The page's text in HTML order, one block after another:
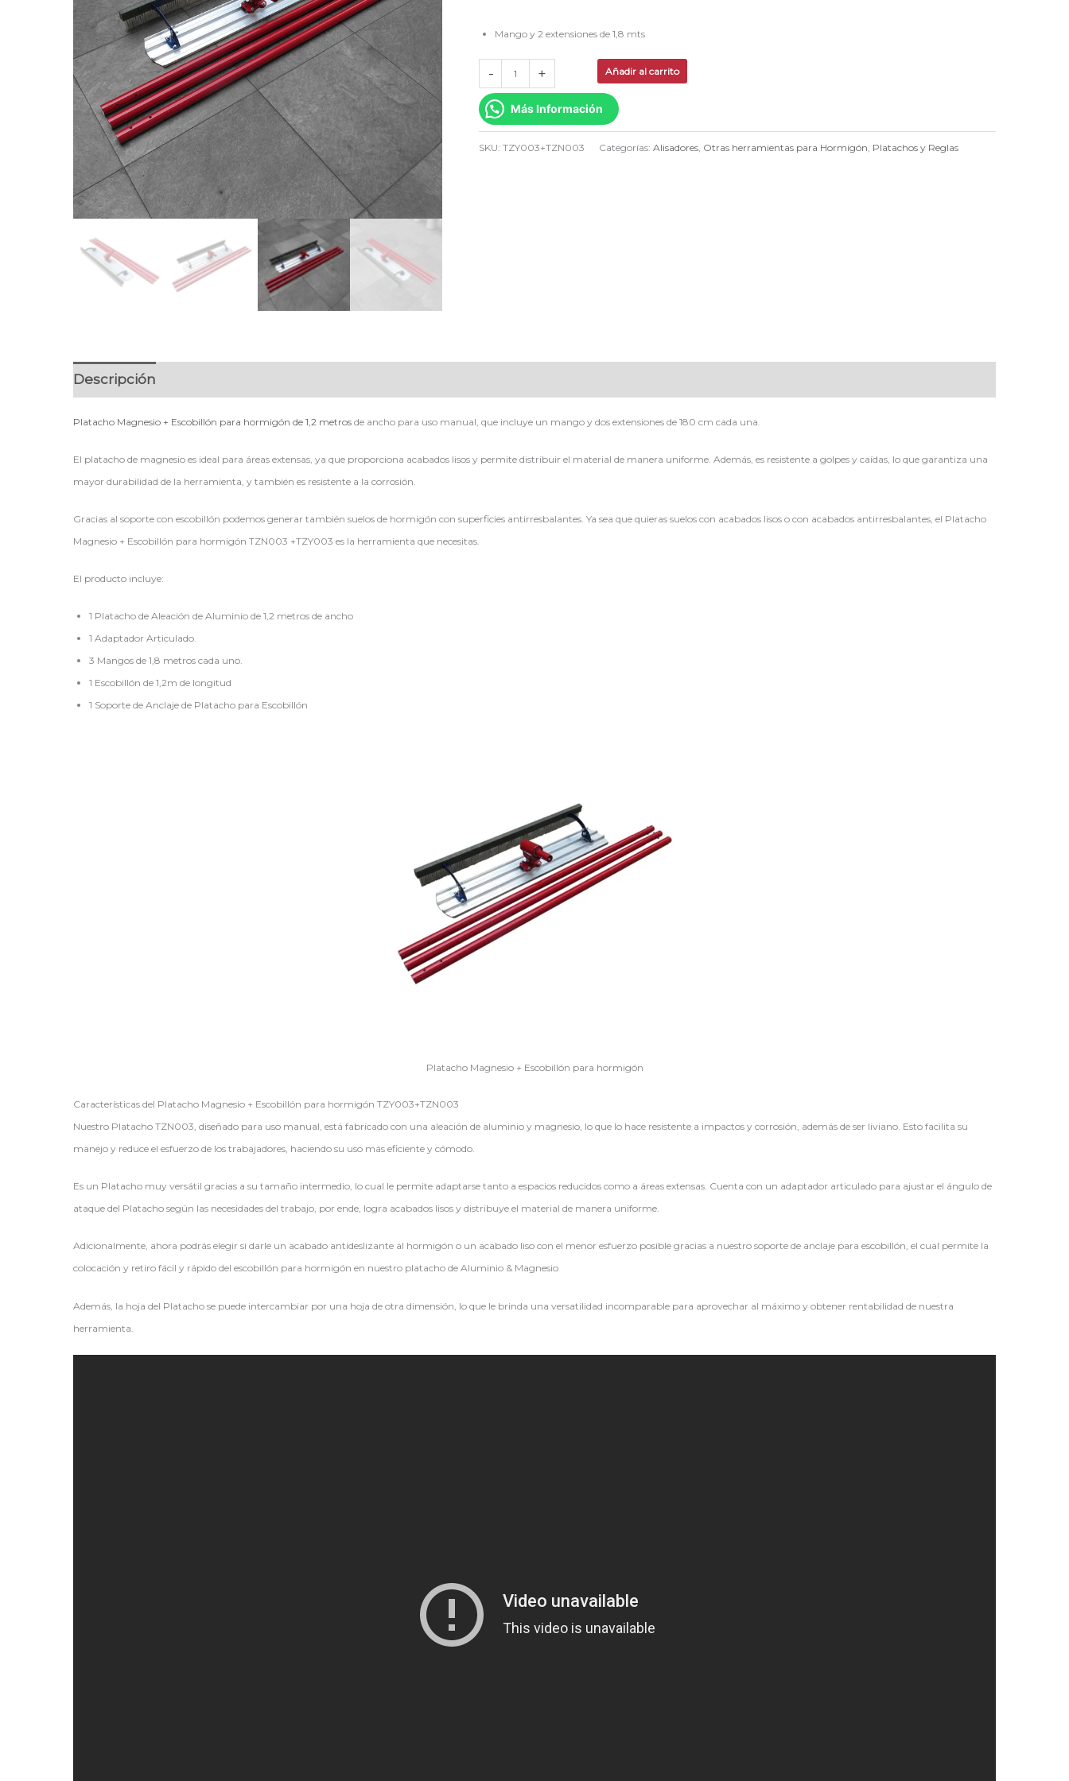
Mango y 2 extensiones de 1,8 mts
- + Añadir al carrito
Más Información
SKU:TZY003+TZN003 Categorías:Alisadores Otras herramientas para Hormigón Platachos y Reglas
Descripción
Platacho Magnesio + Escobillón para hormigón de 1,2 metros de ancho para uso manual, que incluye un mango y dos extensiones de 180 cm cada una.
El platacho de magnesio es ideal para áreas extensas, ya que proporciona acabados lisos y permite distribuir el material de manera uniforme. Además, es resistente a golpes y caídas, lo que garantiza una
mayor durabilidad de la herramienta, y también es resistente a la corrosión.
Gracias al soporte con escobillón podemos generar también suelos de hormigón con superficies antirresbalantes. Ya sea que quieras suelos con acabados lisos o con acabados antirresbalantes, el Platacho
Magnesio + Escobillón para hormigón TZN003 +TZY003 es la herramienta que necesitas.
El producto incluye:
1 Platacho de Aleación de Aluminio de 1,2 metros de ancho
1 Adaptador Articulado.
3 Mangos de 1,8 metros cada uno.
1 Escobillón de 1,2m de longitud
1 Soporte de Anclaje de Platacho para Escobillón
Platacho Magnesio + Escobillón para hormigón
Características del Platacho Magnesio + Escobillón para hormigón TZY003+TZN003
Nuestro Platacho TZN003, diseñado para uso manual, está fabricado con una aleación de aluminio y magnesio, lo que lo hace resistente a impactos y corrosión, además de ser liviano. Esto facilita su
manejo y reduce el esfuerzo de los trabajadores, haciendo su uso más eficiente y cómodo.
Es un Platacho muy versátil gracias a su tamaño intermedio, lo cual le permite adaptarse tanto a espacios reducidos como a áreas extensas. Cuenta con un adaptador articulado para ajustar el ángulo de
ataque del Platacho según las necesidades del trabajo, por ende, logra acabados lisos y distribuye el material de manera uniforme.
Adicionalmente, ahora podrás elegir si darle un acabado antideslizante al hormigón o un acabado liso con el menor esfuerzo posible gracias a nuestro soporte de anclaje para escobillón, el cual permite la
colocación y retiro fácil y rápido del escobillón para hormigón en nuestro platacho de Aluminio & Magnesio
Además, la hoja del Platacho se puede intercambiar por una hoja de otra dimensión, lo que le brinda una versatilidad incomparable para aprovechar al máximo y obtener rentabilidad de nuestra
herramienta.